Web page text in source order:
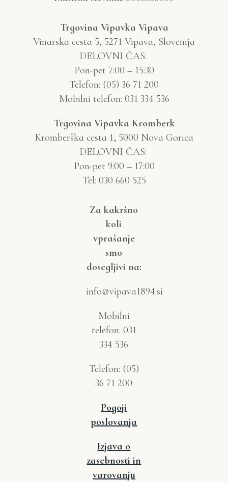
Trgovina Vipavka Vipava
Vinarska cesta 5, 5271 Vipava, Slovenija
DELOVNI ČAS:
Pon-pet 7:00 – 15:30
Telefon: (05) 36 71 200
Mobilni telefon: 031 334 536
Trgovina Vipavka Kromberk
Kromberška cesta 1, 5000 Nova Gorica
DELOVNI ČAS:
Pon-pet 9:00 – 17:00
Tel: 030 660 525
Za kakršno
koli
vprašanje
smo
dosegljivi na:
info@vipava1894.si
Mobilni
telefon: 031
334 536
Telefon: (05)
36 71 200
Pogoji
poslovanja
Izjava o
zasebnostiin
varovanju